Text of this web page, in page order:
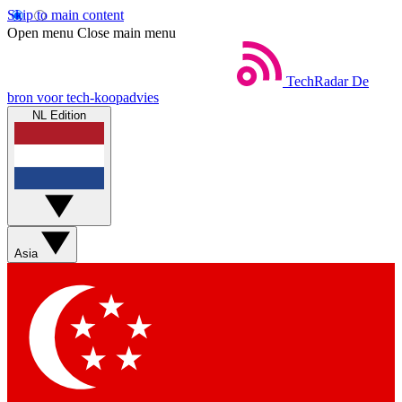
Skip to main content
Open menu Close main menu
TechRadar De
bron voor tech-koopadvies
NL Edition
Asia